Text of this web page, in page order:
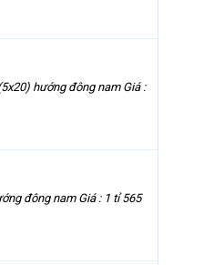
hướng đông nam Giá :
đông nam Giá : 1 tỉ 565